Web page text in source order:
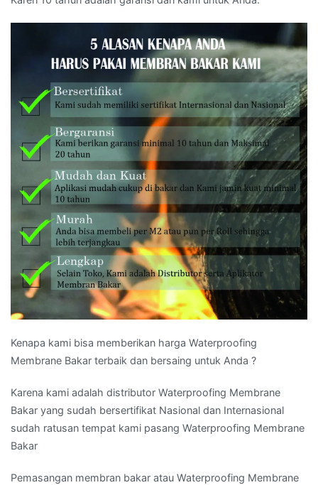
Kenapa kami bisa memberikan harga Waterproofing
Membrane Bakar terbaik dan bersaing untuk Anda ?
Karena kami adalah distributor Waterproofing Membrane
Bakar yang sudah bersertifikat Nasional dan Internasional
sudah ratusan tempat kami pasang Waterproofing Membrane
Bakar
Pemasangan membran bakar atau Waterproofing Membrane